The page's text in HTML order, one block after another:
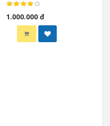
MU
1.000.000 đ